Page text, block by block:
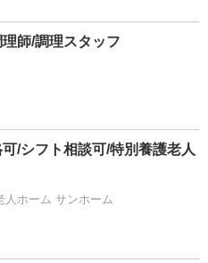
師/調理スタッフ
/シフト相談可/特別養護老人
人ホーム サンホーム